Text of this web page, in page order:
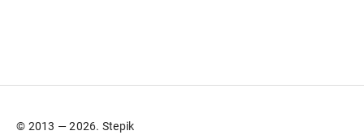
© 2013 — 2026. Stepik